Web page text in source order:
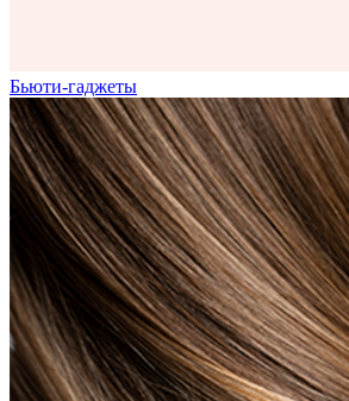
Бьюти-гаджеты